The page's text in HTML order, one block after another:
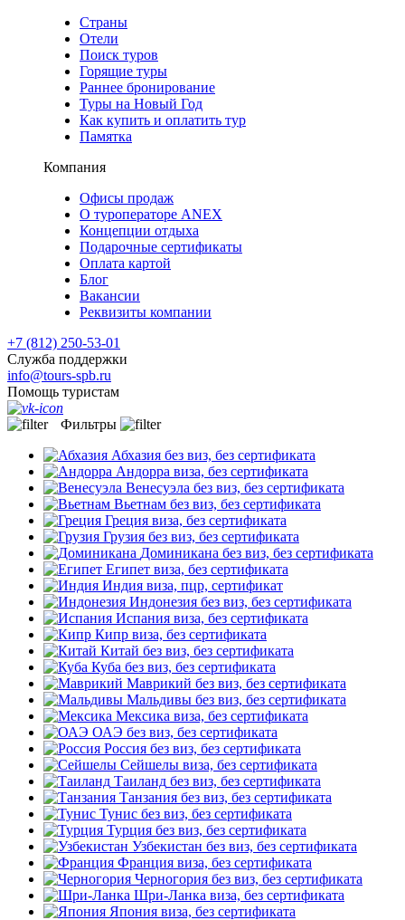
Страны
Отели
Поиск туров
Горящие туры
Раннее бронирование
Туры на Новый Год
Как купить и оплатить тур
Памятка
Компания
Офисы продаж
О туроператоре ANEX
Концепции отдыха
Подарочные сертификаты
Оплата картой
Блог
Вакансии
Реквизиты компании
+7 (812) 250-53-01
Служба поддержки
info@tours-spb.ru
Помощь туристам
Фильтры
Абхазия без виз, без сертификата
Андорра виза, без сертификата
Венесуэла без виз, без сертификата
Вьетнам без виз, без сертификата
Греция виза, без сертификата
Грузия без виз, без сертификата
Доминикана без виз, без сертификата
Египет виза, без сертификата
Индия виза, пцр, сертификат
Индонезия без виз, без сертификата
Испания виза, без сертификата
Кипр виза, без сертификата
Китай без виз, без сертификата
Куба без виз, без сертификата
Маврикий без виз, без сертификата
Мальдивы без виз, без сертификата
Мексика виза, без сертификата
ОАЭ без виз, без сертификата
Россия без виз, без сертификата
Сейшелы виза, без сертификата
Таиланд без виз, без сертификата
Танзания без виз, без сертификата
Тунис без виз, без сертификата
Турция без виз, без сертификата
Узбекистан без виз, без сертификата
Франция виза, без сертификата
Черногория без виз, без сертификата
Шри-Ланка виза, без сертификата
Япония виза, без сертификата